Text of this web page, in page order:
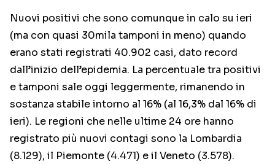
Nuovi positivi che sono comunque in calo su ieri
(ma con quasi 30mila tamponi in meno) quando
erano stati registrati 40.902 casi, dato record
dall’inizio dell’epidemia. La percentuale tra positivi
e tamponi sale oggi leggermente, rimanendo in
sostanza stabile intorno al 16% (al 16,3% dal 16% di
ieri). Le regioni che nelle ultime 24 ore hanno
registrato più nuovi contagi sono la Lombardia
(8.129), il Piemonte (4.471) e il Veneto (3.578).